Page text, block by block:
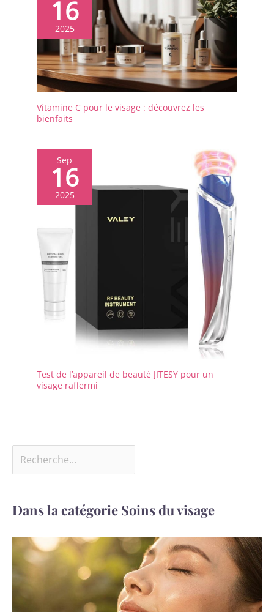
16
2025
Vitamine C pour le visage : découvrez les
bienfaits
Sep
16
2025
Test de l’appareil de beauté JITESY pour un
visage raffermi
Dans la catégorie Soins du visage